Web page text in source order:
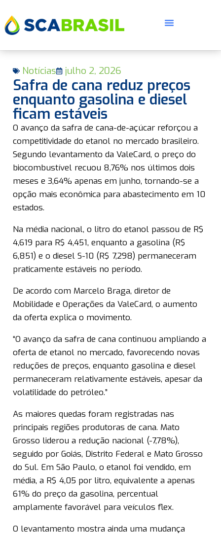
Notícias julho 2, 2026
Safra de cana reduz preços
enquanto gasolina e diesel
ficam estáveis
O avanço da safra de cana-de-açúcar reforçou a
competitividade do etanol no mercado brasileiro.
Segundo levantamento da ValeCard, o preço do
biocombustível recuou 8,76% nos últimos dois
meses e 3,64% apenas em junho, tornando-se a
opção mais econômica para abastecimento em 10
estados.
Na média nacional, o litro do etanol passou de R$
4,619 para R$ 4,451, enquanto a gasolina (R$
6,851) e o diesel S-10 (R$ 7,298) permaneceram
praticamente estáveis no período.
De acordo com Marcelo Braga, diretor de
Mobilidade e Operações da ValeCard, o aumento
da oferta explica o movimento.
“O avanço da safra de cana continuou ampliando a
oferta de etanol no mercado, favorecendo novas
reduções de preços, enquanto gasolina e diesel
permaneceram relativamente estáveis, apesar da
volatilidade do petróleo.”
As maiores quedas foram registradas nas
principais regiões produtoras de cana. Mato
Grosso liderou a redução nacional (-7,78%),
seguido por Goiás, Distrito Federal e Mato Grosso
do Sul. Em São Paulo, o etanol foi vendido, em
média, a R$ 4,05 por litro, equivalente a apenas
61% do preço da gasolina, percentual
amplamente favorável para veículos flex.
O levantamento mostra ainda uma mudança